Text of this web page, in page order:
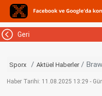
Geri
Sporx Aktüel Haberler
Haber Tarihi: 11.08.2025 13:29 -